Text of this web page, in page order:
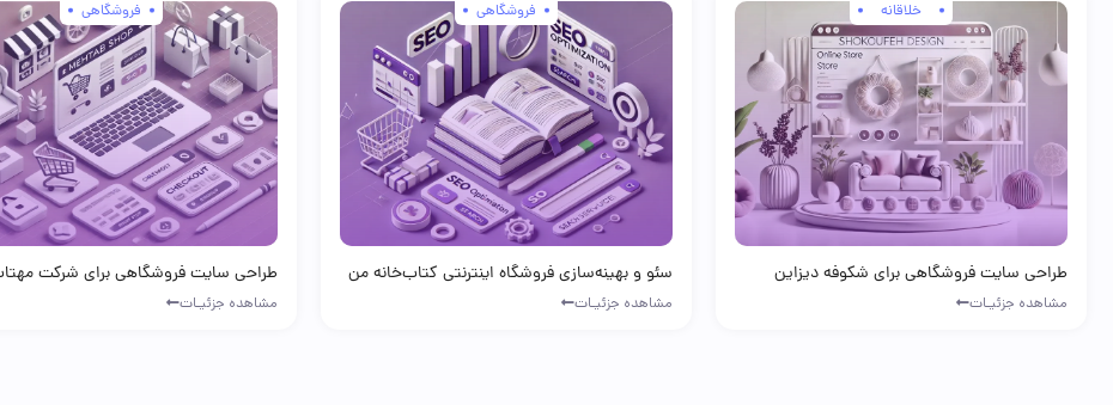
خلاقانه
طراحی سایت فروشگاهی برای شکوفه دیزاین
مشاهده جزئیـات
فروشگاهی
سئو و بهینه‌سازی فروشگاه اینترنتی کتاب‌خانه من
مشاهده جزئیـات
فروشگاهی
طراحی سایت فروشگاهی برای شرکت
مشاهده جزئیـات